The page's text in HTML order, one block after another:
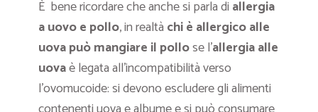
È bene ricordare che anche si parla di allergia
a uovo e pollo, in realtà chi è allergico alle
uova può mangiare il pollose l’allergia alle
uovaè legata all’incompatibilità verso
l’ovomucoide: si devono escludere gli alimenti